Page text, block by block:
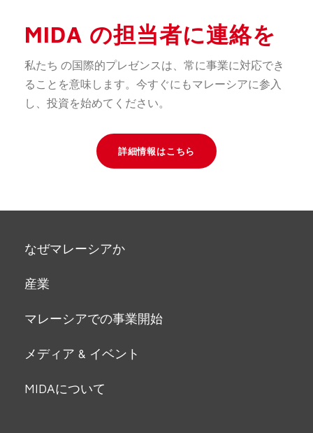
MIDA の担当者に連絡を
私たち の国際的プレゼンスは、常に事業に対応でき
ることを意味します。今すぐにもマレーシアに参入
し、投資を始めてください。
詳細情報はこちら
なぜマレーシアか
産業
マレーシアでの事業開始
メディア & イベント
MIDAについて